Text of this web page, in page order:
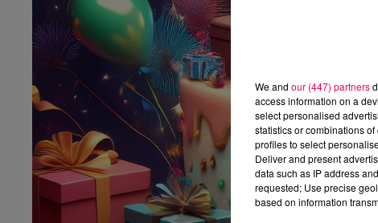
We and our (447) partners
access information on a
select personalised
statistics or combinations
profiles to select
Deliver and present
data such as IP address
requested; Use precise
based on information